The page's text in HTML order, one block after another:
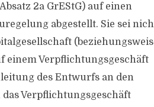
2a GrEStG) auf einen
abgestellt. Sie sei
einem Verpflichtungsgeschäft
des Entwurfs an den
Verpflichtungsgeschäft